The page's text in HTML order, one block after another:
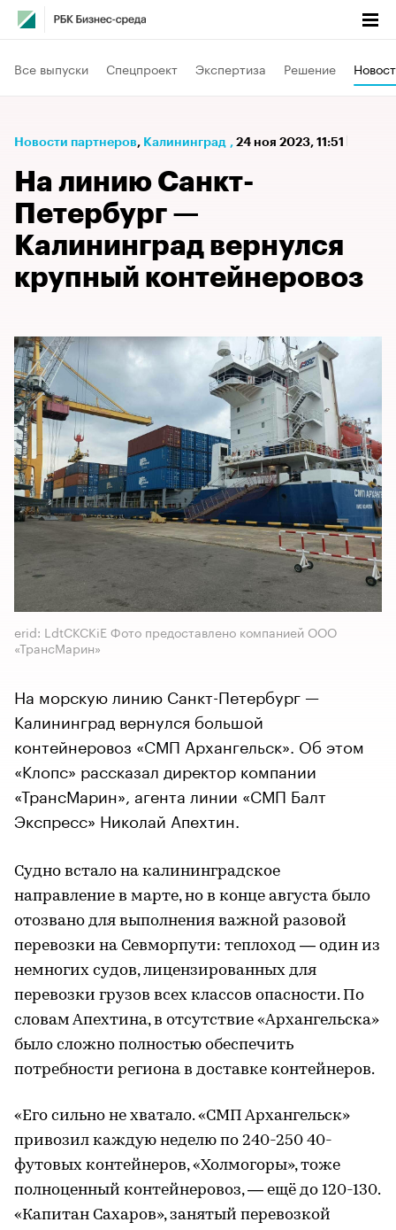
Все выпуски Спецпроект Экспертиза Решение
Новости партнеров⁠, Калининград , 24 ноя 2023, 11:51
На линию Санкт-
Петербург —
Калининград вернулся
крупный контейнеровоз
erid: LdtCKCKiE Фото предоставлено компанией ООО
«ТрансМарин»
На морскую линию Санкт-Петербург —
Калининград вернулся большой
контейнеровоз «СМП Архангельск». Об этом
«Клопс» рассказал директор компании
«ТрансМарин», агента линии «СМП Балт
Экспресс» Николай Апехтин.
Судно встало на калининградское
направление в марте, но в конце августа было
отозвано для выполнения важной разовой
перевозки на Севморпути: теплоход — один из
немногих судов, лицензированных для
перевозки грузов всех классов опасности. По
словам Апехтина, в отсутствие «Архангельска»
было сложно полностью обеспечить
потребности региона в доставке контейнеров.
«Его сильно не хватало. «СМП Архангельск»
привозил каждую неделю по 240-250 40-
футовых контейнеров, «Холмогоры», тоже
полноценный контейнеровоз, — ещё до 120-130.
«Капитан Сахаров», занятый перевозкой